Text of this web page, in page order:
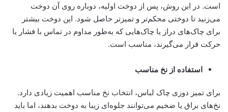
است. در این روش، پس از دوخت اولیه، دوباره روی آن دوخت
می‌زنید تا دوختی محکم‌تر و تمیزتر حاصل شود. این دوخت بیشتر
برای چاک‌های دراز یا چاک‌هایی که به‌طور مداوم در تماس با فشار یا
حرکت قرار می‌گیرند، مناسب است.
استفاده از نخ مناسب
برای تمیز دوزی چاک لباس، انتخاب نخ مناسب اهمیت زیادی دارد.
نخ‌های براق یا ضخیم می‌توانند جلوه‌ای زیبا به دوخت بدهند، اما باید